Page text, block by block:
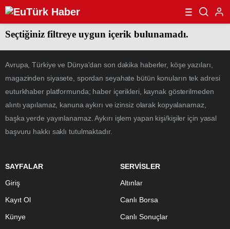
Seçtiğiniz filtreye uygun içerik bulunamadı.
Avrupa, Türkiye ve Dünya'dan son dakika haberler, köşe yazıları,
magazinden siyasete, spordan seyahate bütün konuların tek adresi
euturkhaber platformunda; haber içerikleri, kaynak gösterilmeden
alıntı yapılamaz, kanuna aykırı ve izinsiz olarak kopyalanamaz,
başka yerde yayınlanamaz. Aykırı işlem yapan kişi/kişiler için yasal
başvuru hakkı saklı tutulmaktadır.
SAYFALAR
Giriş
Kayıt Ol
Künye
SERVİSLER
Altınlar
Canlı Borsa
Canlı Sonuçlar